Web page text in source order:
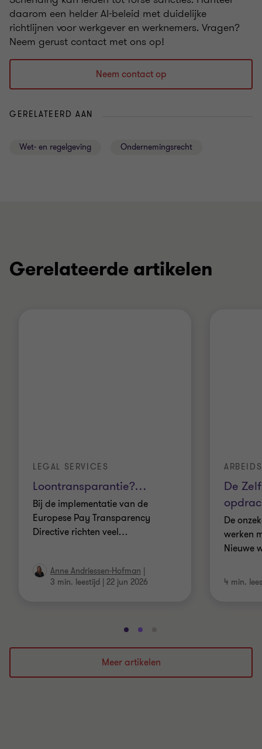
daarom een helder AI-beleid met duidelijke
richtlijnen voor werkgever en werknemers. Vragen?
Neem gerust contact met ons op!
Neem contact op
GERELATEERD AAN
Wet- en regelgeving Ondernemingsrecht
Gerelateerde artikelen
Loontransparantie?…
LEGAL SERVICES
Bij de implementatie van de
Europese Pay Transparency
Directive richten veel…
Anne Andriessen-Hofman
3 min. leestijd
22 jun 2026
De
De
werken
Nieuwe
4 min.
Ga
naar
dia
1
Ga
naar
dia
2
naar
dia
3
Meer artikelen